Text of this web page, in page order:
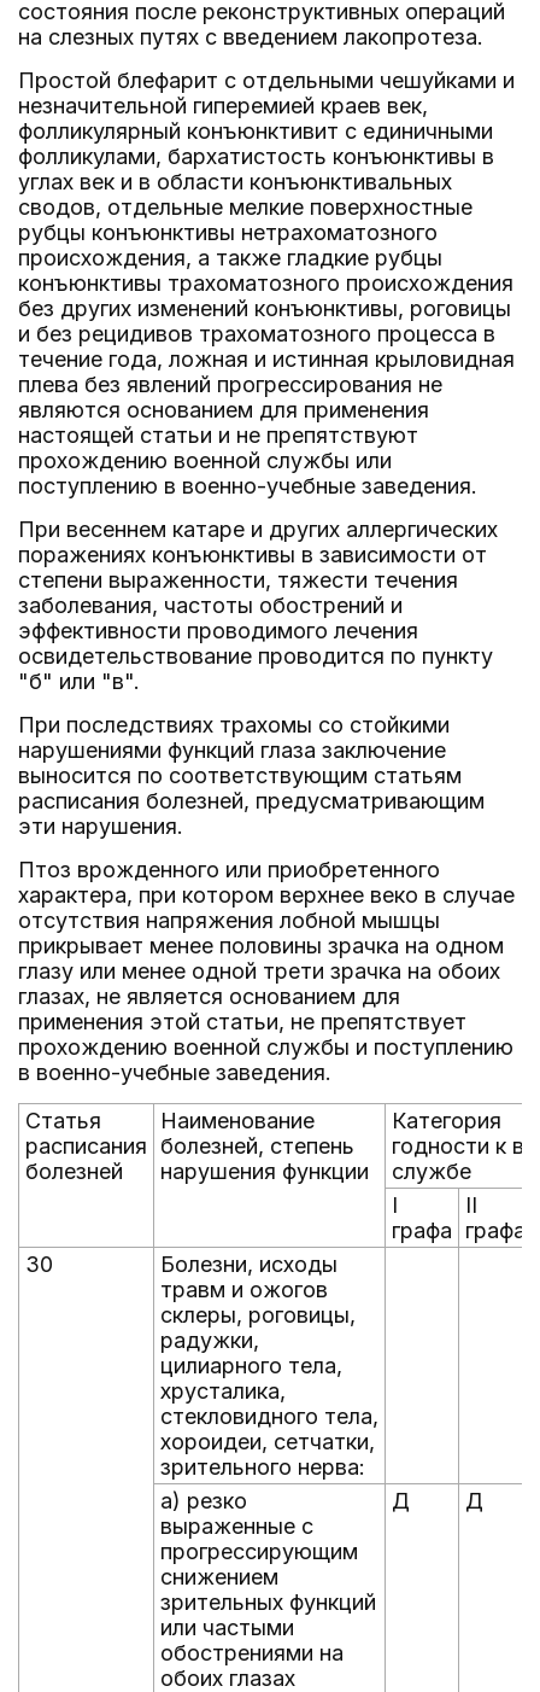
состояния после реконструктивных операций
на слезных путях с введением лакопротеза.
Простой блефарит с отдельными чешуйками и
незначительной гиперемией краев век,
фолликулярный конъюнктивит с единичными
фолликулами, бархатистость конъюнктивы в
углах век и в области конъюнктивальных
сводов, отдельные мелкие поверхностные
рубцы конъюнктивы нетрахоматозного
происхождения, а также гладкие рубцы
конъюнктивы трахоматозного происхождения
без других изменений конъюнктивы, роговицы
и без рецидивов трахоматозного процесса в
течение года, ложная и истинная крыловидная
плева без явлений прогрессирования не
являются основанием для применения
настоящей статьи и не препятствуют
прохождению военной службы или
поступлению в военно-учебные заведения.
При весеннем катаре и других аллергических
поражениях конъюнктивы в зависимости от
степени выраженности, тяжести течения
заболевания, частоты обострений и
эффективности проводимого лечения
освидетельствование проводится по пункту
"б" или "в".
При последствиях трахомы со стойкими
нарушениями функций глаза заключение
выносится по соответствующим статьям
расписания болезней, предусматривающим
эти нарушения.
Птоз врожденного или приобретенного
характера, при котором верхнее веко в случае
отсутствия напряжения лобной мышцы
прикрывает менее половины зрачка на одном
глазу или менее одной трети зрачка на обоих
глазах, не является основанием для
применения этой статьи, не препятствует
прохождению военной службы и поступлению
в военно-учебные заведения.
Статья
расписания
болезней
Наименование
болезней, степень
нарушения функции
Категория
годности к
службе
I
графа
II
графа
30
Болезни, исходы
травм и ожогов
склеры, роговицы,
радужки,
цилиарного тела,
хрусталика,
стекловидного тела,
хороидеи, сетчатки,
зрительного нерва:
а) резко
выраженные с
прогрессирующим
снижением
зрительных функций
или частыми
обострениями на
обоих глазах
Д Д